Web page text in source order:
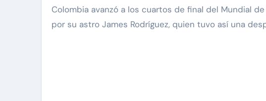
Colombia avanzó a los cuartos de final del Mundial
por su astro James Rodríguez, quien tuvo así una